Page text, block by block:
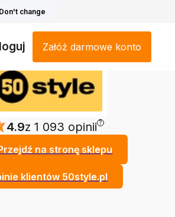
Don't change
Załóż darmowe konto
4.9z 1 093 opinii ?
na stronę sklepu
klientów 50style.pl